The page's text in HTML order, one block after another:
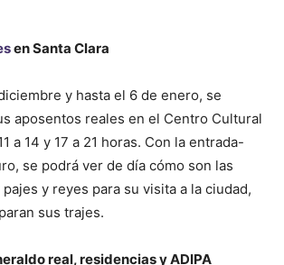
en Santa Clara
y hasta el 6 de enero, se
aposentos reales en el Centro Cultural
a 14 y 17 a 21 horas. Con la entrada-
se podrá ver de día cómo son las
y reyes para su visita a la ciudad,
sus trajes.
real, residencias y ADIPA